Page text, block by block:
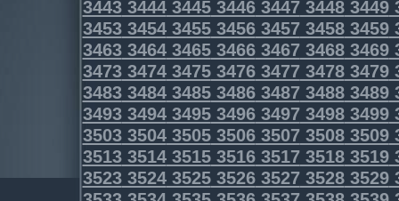
3443344434453446344734483449
3453345434553456345734583459
3463346434653466346734683469
3473347434753476347734783479
3483348434853486348734883489
3493349434953496349734983499
3503350435053506350735083509
3513351435153516351735183519
3523352435253526352735283529